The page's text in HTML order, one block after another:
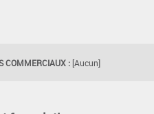
COMMERCIAUX : [Aucun]